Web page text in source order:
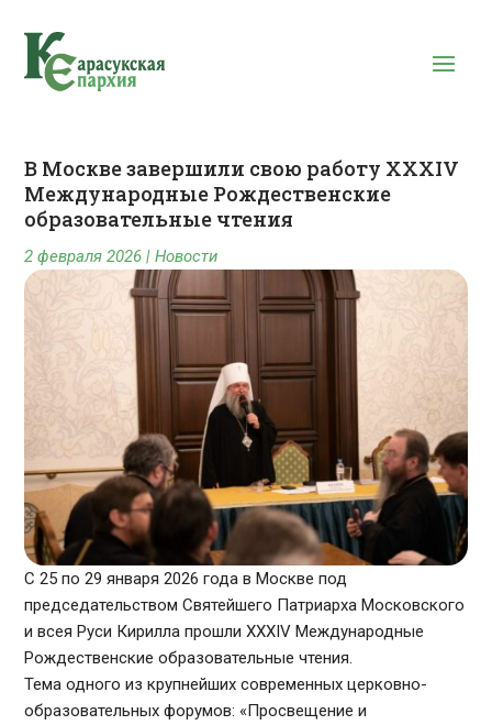
В Москве завершили свою работу XXXIV
Международные Рождественские
образовательные чтения
2 февраля 2026 |Новости
С 25 по 29 января 2026 года в Москве под
председательством Святейшего Патриарха Московского
и всея Руси Кирилла прошли XXXIV Международные
Рождественские образовательные чтения.
Тема одного из крупнейших современных церковно-
образовательных форумов: «Просвещение и